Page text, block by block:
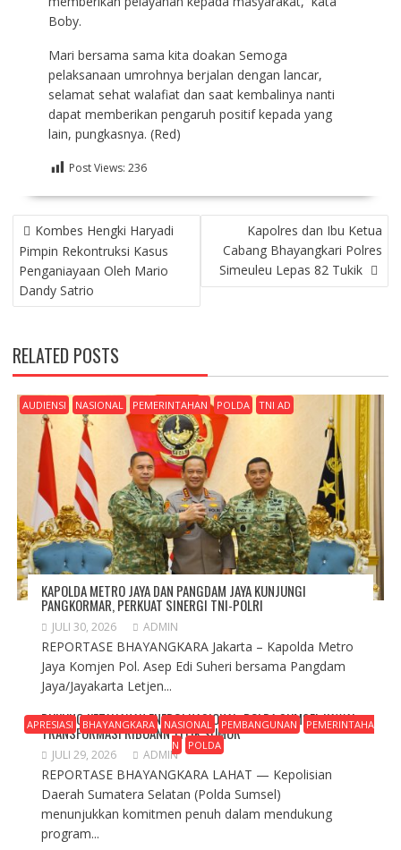
Boby.
Mari bersama sama kita doakan Semoga
pelaksanaan umrohnya berjalan dengan lancar,
selamat sehat walafiat dan saat kembalinya nanti
dapat memberikan pengaruh positif kepada yang
lain, pungkasnya. (Red)
Post Views: 236
NAVIGASI
POSKombes Hengki Haryadi
Pimpin Rekontruksi Kasus
Penganiayaan Oleh Mario
Dandy Satrio
Kapolres dan Ibu Ketua
Cabang Bhayangkari Polres
Simeuleu Lepas 82 Tukik
RELATED POSTS
AUDIENSI NASIONAL PEMERINTAHAN POLDA TNI AD
KAPOLDA METRO JAYA DAN PANGDAM JAYA KUNJUNGI
PANGKORMAR, PERKUAT SINERGI TNI-POLRI
JULI 30, 2026 ADMIN
REPORTASE BHAYANGKARA Jakarta – Kapolda Metro
Jaya Komjen Pol. Asep Edi Suheri bersama Pangdam
Jaya/Jayakarta Letjen...
APRESIASI BHAYANGKARA NASIONAL PEMBANGUNAN
PEMERINTAHA
N
POLDA
DUKUNG KETAHANAN ENERGI NASIONAL, POLDA SUMSEL KAWAL
TRANSFORMASI RIBUANN TITIK SUMUR
JULI 29, 2026 ADMIN
REPORTASE BHAYANGKARA ​LAHAT — Kepolisian
Daerah Sumatera Selatan (Polda Sumsel)
menunjukkan komitmen penuh dalam mendukung
program...